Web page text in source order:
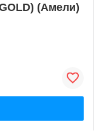
(Амели)